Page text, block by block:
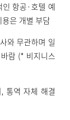
인 항공· 호텔 예
은 개별 부담
와 무관하며 일
람 (* 비지니스
, 통역 자체 해결